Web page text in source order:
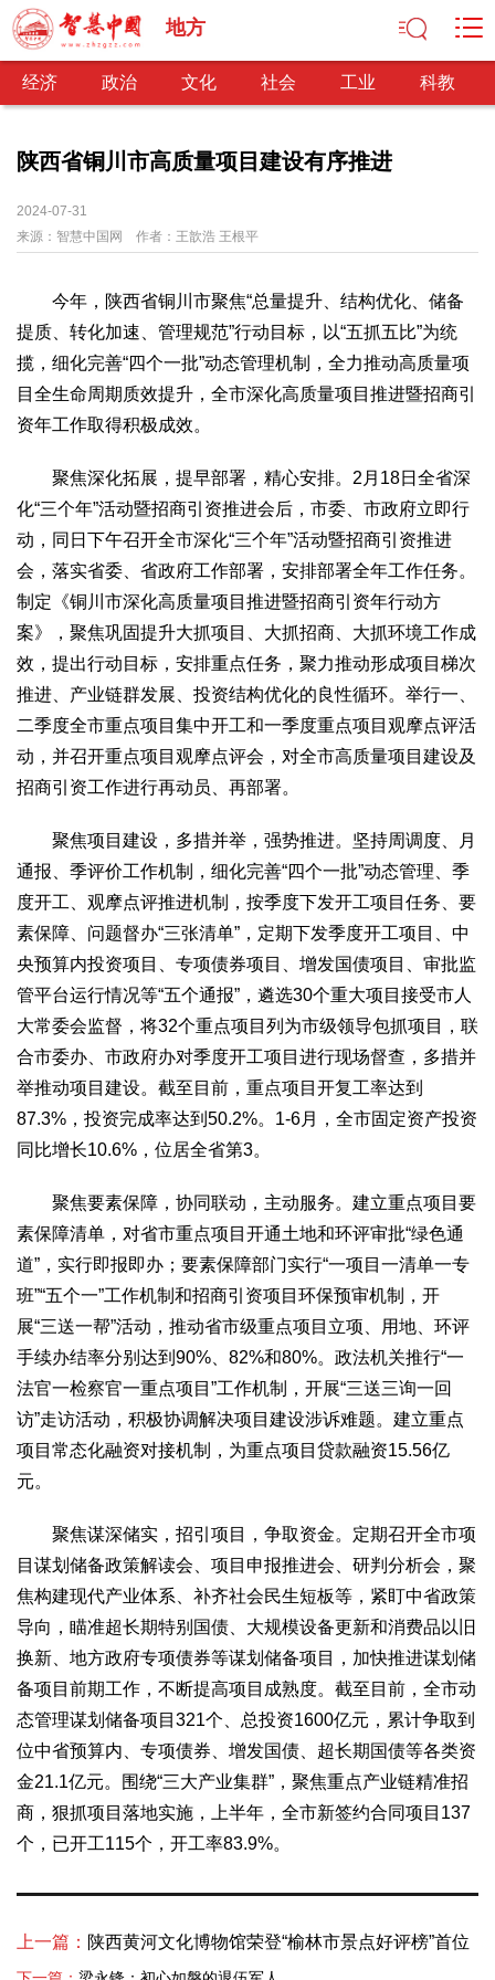
地方
经济 政治 文化 社会 工业 科教
经济
经济观察 产业纵横 区域经济
深化改革 依法治国 司法公正 民主政治
观察思考
网文推荐
文化
文化观察
智海钩沉
社会
社会治理 社会保障 城乡发展 民生建设
工业
装备制造 智能制造 制造2025 大国工匠
科教
科技观察 创新前沿 智慧教育 职业教育
三农
国防
国防建设 军民融合 兵器装备 军营风采
国际
中国与世界 国际视点 国际合作 他山之石
生态
生态文明 能源资源 环境保护 地方生态 休闲旅游
视频
访谈 动态
津 冀 晋 蒙 辽 吉 黑 沪 苏 浙 皖
闽
赣
鲁 豫 鄂 湘 粤 桂 琼 渝 川 黔 滇
藏
陕
甘 青 宁 新 港 澳 台
智库
智库建设 智库专家 智库战略 智库之声
信息
地方动态 地方强音
在线期刊
关于我们
杂志简介 杂志编委会 组织机构 联系我们 智慧中国动态
智慧城市
全景中国 智慧旅游 智慧教育 智慧医疗
智慧交通
智慧环保
智慧会客厅 县域经济 城乡建设 乡村振兴
康养
工作动态 康养思语 明星老人 项目介绍
县域经济
成果展示
政策发布 视频播报 工程案例
康养智库
合作伙伴
陕西省铜川市高质量项目建设有序推进
2024-07-31
来源： 智慧中国网 作者： 王歆浩 王根平
今年，陕西省铜川市聚焦“总量提升、结构优化、储备
提质、转化加速、管理规范”行动目标，以“五抓五比”为统
揽，细化完善“四个一批”动态管理机制，全力推动高质量项
目全生命周期质效提升，全市深化高质量项目推进暨招商引
资年工作取得积极成效。
聚焦深化拓展，提早部署，精心安排。2月18日全省深
化“三个年”活动暨招商引资推进会后，市委、市政府立即行
动，同日下午召开全市深化“三个年”活动暨招商引资推进
会，落实省委、省政府工作部署，安排部署全年工作任务。
制定《铜川市深化高质量项目推进暨招商引资年行动方
案》，聚焦巩固提升大抓项目、大抓招商、大抓环境工作成
效，提出行动目标，安排重点任务，聚力推动形成项目梯次
推进、产业链群发展、投资结构优化的良性循环。举行一、
二季度全市重点项目集中开工和一季度重点项目观摩点评活
动，并召开重点项目观摩点评会，对全市高质量项目建设及
招商引资工作进行再动员、再部署。
聚焦项目建设，多措并举，强势推进。坚持周调度、月
通报、季评价工作机制，细化完善“四个一批”动态管理、季
度开工、观摩点评推进机制，按季度下发开工项目任务、要
素保障、问题督办“三张清单”，定期下发季度开工项目、中
央预算内投资项目、专项债券项目、增发国债项目、审批监
管平台运行情况等“五个通报”，遴选30个重大项目接受市人
大常委会监督，将32个重点项目列为市级领导包抓项目，联
合市委办、市政府办对季度开工项目进行现场督查，多措并
举推动项目建设。截至目前，重点项目开复工率达到
87.3%，投资完成率达到50.2%。1-6月，全市固定资产投资
同比增长10.6%，位居全省第3。
聚焦要素保障，协同联动，主动服务。建立重点项目要
素保障清单，对省市重点项目开通土地和环评审批“绿色通
道”，实行即报即办；要素保障部门实行“一项目一清单一专
班”“五个一”工作机制和招商引资项目环保预审机制，开
展“三送一帮”活动，推动省市级重点项目立项、用地、环评
手续办结率分别达到90%、82%和80%。政法机关推行“一
法官一检察官一重点项目”工作机制，开展“三送三询一回
访”走访活动，积极协调解决项目建设涉诉难题。建立重点
项目常态化融资对接机制，为重点项目贷款融资15.56亿
元。
聚焦谋深储实，招引项目，争取资金。定期召开全市项
目谋划储备政策解读会、项目申报推进会、研判分析会，聚
焦构建现代产业体系、补齐社会民生短板等，紧盯中省政策
导向，瞄准超长期特别国债、大规模设备更新和消费品以旧
换新、地方政府专项债券等谋划储备项目，加快推进谋划储
备项目前期工作，不断提高项目成熟度。截至目前，全市动
态管理谋划储备项目321个、总投资1600亿元，累计争取到
位中省预算内、专项债券、增发国债、超长期国债等各类资
金21.1亿元。围绕“三大产业集群”，聚焦重点产业链精准招
商，狠抓项目落地实施，上半年，全市新签约合同项目137
个，已开工115个，开工率83.9%。
上一篇： 陕西黄河文化博物馆荣登“榆林市景点好评榜”首位